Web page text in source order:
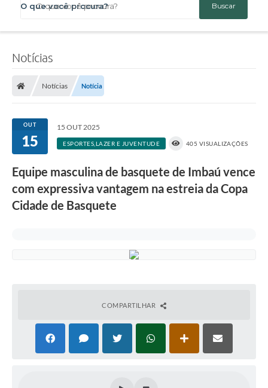
O que você procura?
Notícias
Notícias Notícia
OUT
15
15 OUT 2025
ESPORTES,LAZER E JUVENTUDE 405 VISUALIZAÇÕES
Equipe masculina de basquete de Imbaú vence
com expressiva vantagem na estreia da Copa
Cidade de Basquete
COMPARTILHAR